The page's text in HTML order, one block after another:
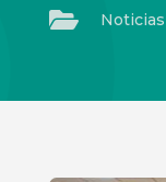
 Noticias